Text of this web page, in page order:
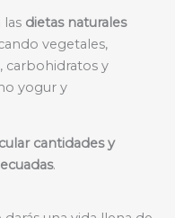
las dietas naturales
vegetales,
carbohidratos y
yogur y
cantidades y
.